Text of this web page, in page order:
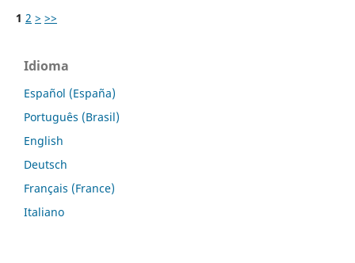
1 2 > >>
Idioma
Español (España)
Português (Brasil)
English
Deutsch
Français (France)
Italiano